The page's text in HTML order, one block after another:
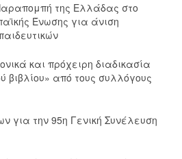
της Ελλάδας στο
Ένωσης για άνιση
και πρόχειρη διαδικασία
βιβλίου» από τους συλλόγους
για την 95η Γενική Συνέλευση